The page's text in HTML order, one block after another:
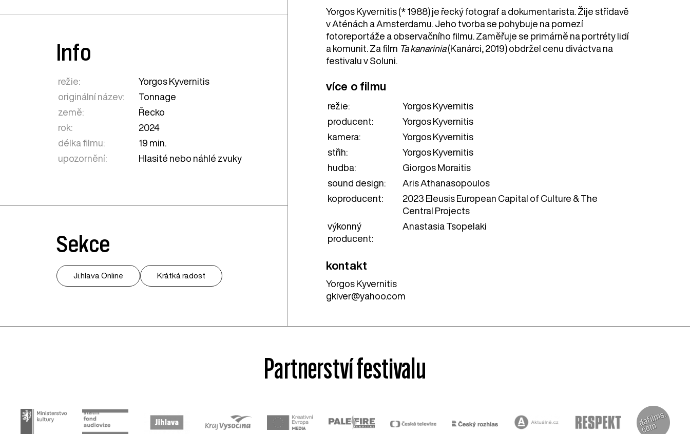
Yorgos Kyvernitis (* 1988) je řecký fotograf a dokumentarista. Žije střídavě
v Aténách a Amsterdamu. Jeho tvorba se pohybuje na pomezí
fotoreportáže a observačního filmu. Zaměřuje se primárně na portréty lidí
a komunit. Za film Ta kanarinia(Kanárci, 2019) obdržel cenu diváctva na
festivalu v Soluni.
více o filmu
režie:
Yorgos Kyvernitis
producent:
Yorgos Kyvernitis
kamera:
Yorgos Kyvernitis
střih:
Yorgos Kyvernitis
hudba:
Giorgos Moraitis
sound design:
Aris Athanasopoulos
koproducent:
2023 Eleusis European Capital of Culture & The
Central Projects
výkonný
producent:
Anastasia Tsopelaki
kontakt
Yorgos Kyvernitis
gkiver@yahoo.com
Info
režie:
Yorgos Kyvernitis
originální název:
Tonnage
země:
Řecko
rok:
2024
délka filmu:
19 min.
upozornění:
Hlasité nebo náhlé zvuky
Sekce
Ji.hlava Online Krátká radost
Partnerství festivalu